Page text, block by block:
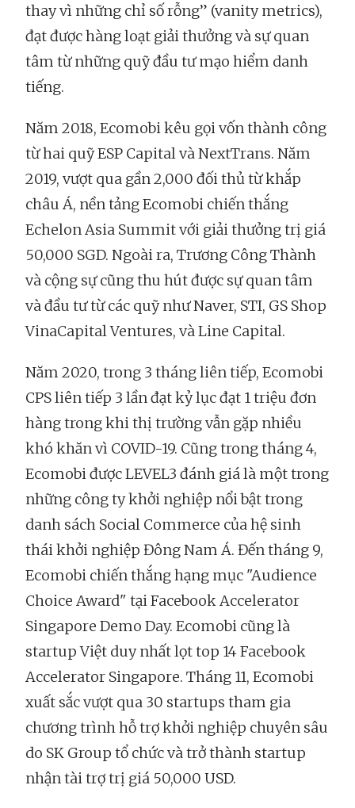
thay vì những chỉ số rỗng” (vanity metrics),
đạt được hàng loạt giải thưởng và sự quan
tâm từ những quỹ đầu tư mạo hiểm danh
tiếng.
Năm 2018, Ecomobi kêu gọi vốn thành công
từ hai quỹ ESP Capital và NextTrans. Năm
2019, vượt qua gần 2,000 đối thủ từ khắp
châu Á, nền tảng Ecomobi chiến thắng
Echelon Asia Summit với giải thưởng trị giá
50,000 SGD. Ngoài ra, Trương Công Thành
và cộng sự cũng thu hút được sự quan tâm
và đầu tư từ các quỹ như Naver, STI, GS Shop
VinaCapital Ventures, và Line Capital.
Năm 2020, trong 3 tháng liên tiếp, Ecomobi
CPS liên tiếp 3 lần đạt kỷ lục đạt 1 triệu đơn
hàng trong khi thị trường vẫn gặp nhiều
khó khăn vì COVID-19. Cũng trong tháng 4,
Ecomobi được LEVEL3 đánh giá là một trong
những công ty khởi nghiệp nổi bật trong
danh sách Social Commerce của hệ sinh
thái khởi nghiệp Đông Nam Á. Đến tháng 9,
Ecomobi chiến thắng hạng mục "Audience
Choice Award" tại Facebook Accelerator
Singapore Demo Day. Ecomobi cũng là
startup Việt duy nhất lọt top 14 Facebook
Accelerator Singapore. Tháng 11, Ecomobi
xuất sắc vượt qua 30 startups tham gia
chương trình hỗ trợ khởi nghiệp chuyên sâu
do SK Group tổ chức và trở thành startup
nhận tài trợ trị giá 50,000 USD.